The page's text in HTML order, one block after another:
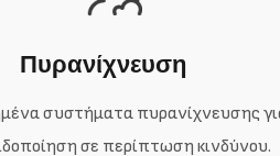
Πυρανίχνευση
συστήματα πυρανίχνευσης
σε περίπτωση κινδύνου.